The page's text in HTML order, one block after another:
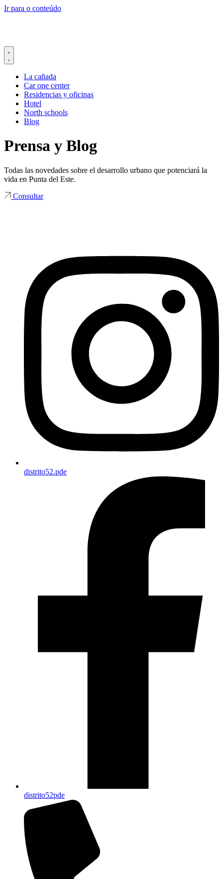
Ir para o conteúdo
La cañada
Car one center
Residencias y oficinas
Hotel
North schools
Blog
Prensa y Blog
Todas las novedades sobre el desarrollo urbano que potenciará la
vida en Punta del Este.
Consultar
distrito52.pde
distrito52pde